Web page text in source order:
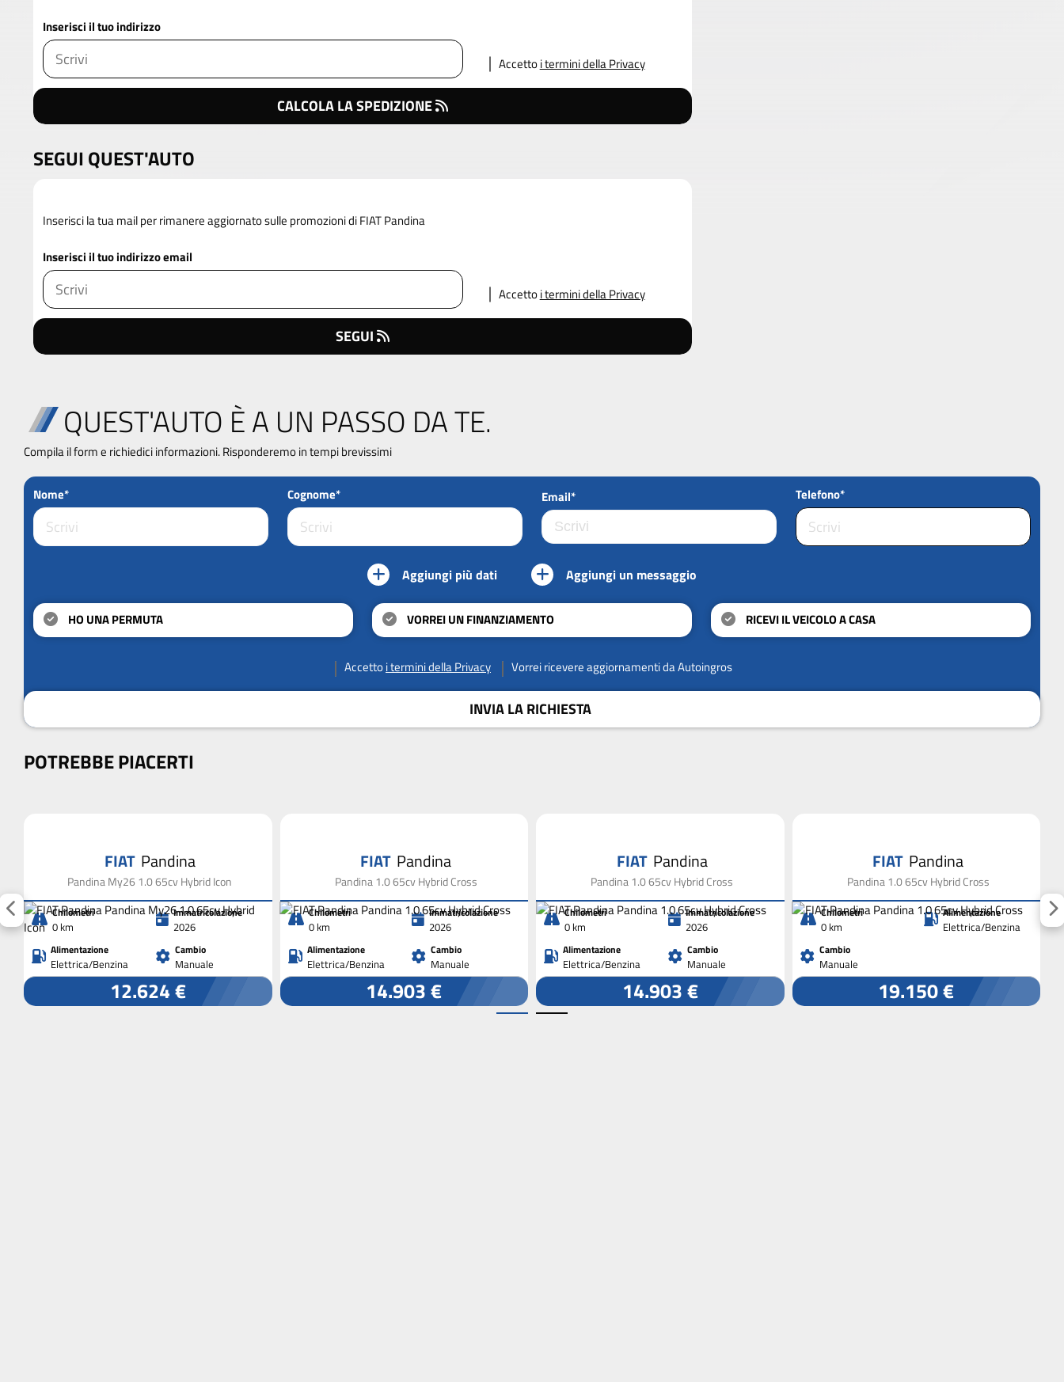
Inserisci il tuo indirizzo
Accettoi termini della Privacy
CALCOLA LA SPEDIZIONE
SEGUI QUEST'AUTO
Inserisci la tua mail per rimanere aggiornato sulle promozioni di FIAT Pandina
Inserisci il tuo indirizzo email
Accettoi termini della Privacy
SEGUI
QUEST'AUTO È A UN PASSO DA TE.
Compila il form e richiedici informazioni. Risponderemo in tempi brevissimi
Nome* Cognome* Email* Telefono*
Aggiungi più dati Aggiungi un messaggio
HO UNA PERMUTA VORREI UN FINANZIAMENTO RICEVI IL VEICOLO A CASA
Accettoi termini della Privacy Vorrei ricevere aggiornamenti da Autoingros
INVIA LA RICHIESTA
POTREBBE PIACERTI
FIAT Pandina
Pandina My26 1.0 65cv Hybrid Icon
Chilometri
0 km
Immatricolazione
2026
Alimentazione
Elettrica/Benzina
Cambio
Manuale
12.624 €
FIAT Pandina
Pandina 1.0 65cv Hybrid Cross
Chilometri
0 km
Immatricolazione
2026
Alimentazione
Elettrica/Benzina
Cambio
Manuale
14.903 €
FIAT Pandina
Pandina 1.0 65cv Hybrid Cross
Chilometri
0 km
Immatricolazione
2026
Alimentazione
Elettrica/Benzina
Cambio
Manuale
14.903 €
FIAT Pandina
Pandina 1.0 65cv Hybrid Cross
Chilometri
0 km
Alimentazione
Elettrica/Benzina
Cambio
Manuale
19.150 €